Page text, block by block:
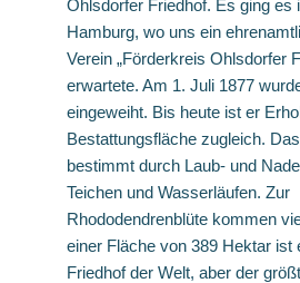
Ohlsdorfer Friedhof. Es ging es
Hamburg, wo uns ein
Verein „Förderkreis Ohlsdorfer
erwartete. Am 1. Juli 1877
eingeweiht. Bis heute ist er
Bestattungsfläche zugleich.
bestimmt durch Laub- und
Teichen und Wasserläufen. Zur
Rhododendrenblüte kommen
einer Fläche von 389 Hektar ist
Friedhof der Welt, aber der